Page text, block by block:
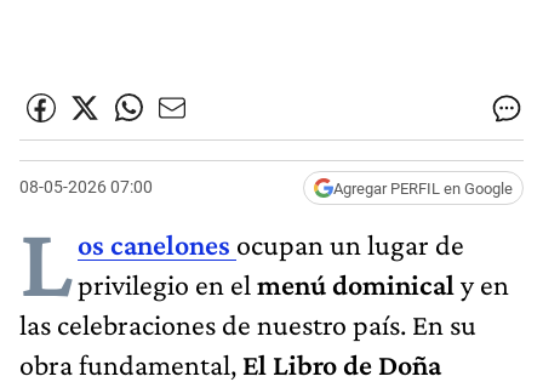
08-05-2026 07:00 Agregar PERFIL en Google
Los canelones ocupan un lugar de
privilegio en el menú dominical y en
las celebraciones de nuestro país. En su
obra fundamental, El Libro de Doña